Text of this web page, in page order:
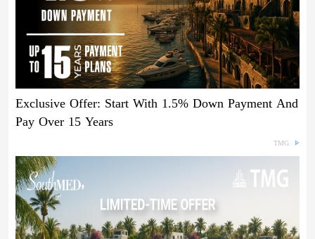
Exclusive Offer: Start With 1.5% Down Payment And
Pay Over 15 Years
TMG